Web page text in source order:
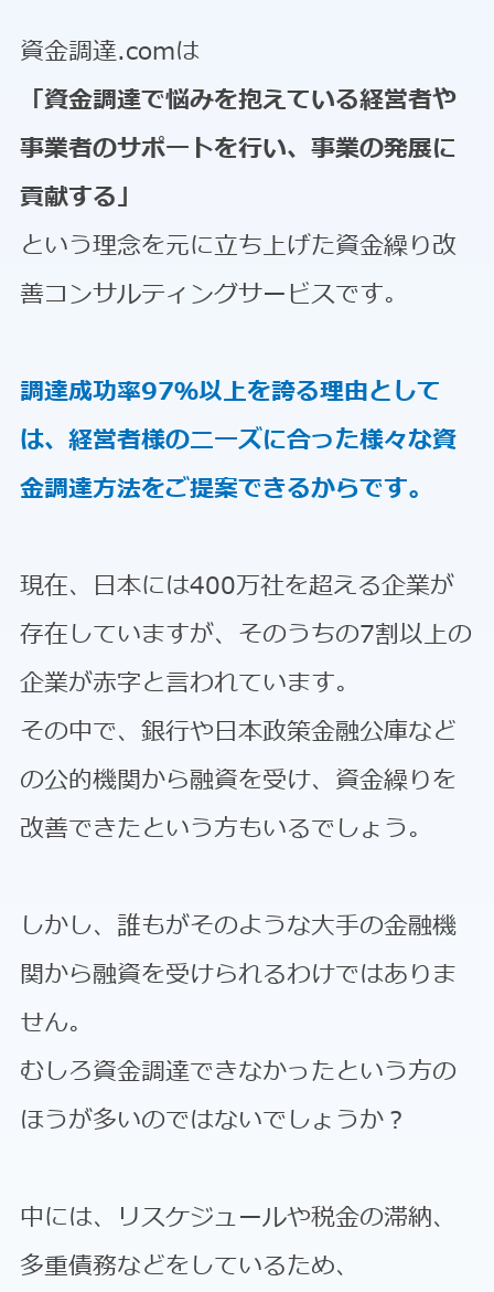
資金調達.comは
「資金調達で悩みを抱えている経営者や
事業者のサポートを行い、事業の発展に
貢献する」
という理念を元に立ち上げた資金繰り改
善コンサルティングサービスです。
調達成功率97％以上を誇る理由として
は、経営者様のニーズに合った様々な資
金調達方法をご提案できるからです。
現在、日本には400万社を超える企業が
存在していますが、そのうちの7割以上の
企業が赤字と言われています。
その中で、銀行や日本政策金融公庫など
の公的機関から融資を受け、資金繰りを
改善できたという方もいるでしょう。
しかし、誰もがそのような大手の金融機
関から融資を受けられるわけではありま
せん。
むしろ資金調達できなかったという方の
ほうが多いのではないでしょうか？
中には、リスケジュールや税金の滞納、
多重債務などをしているため、